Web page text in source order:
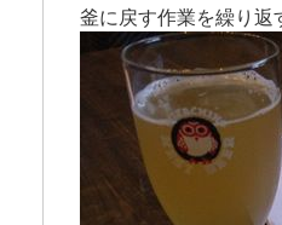
釜に戻す作業を繰り返